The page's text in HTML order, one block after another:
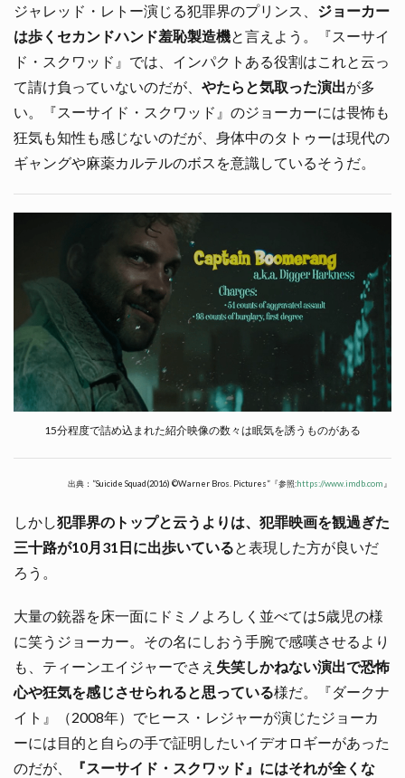
ジャレッド・レトー演じる犯罪界のプリンス、 ジョーカー
は歩くセカンドハンド羞恥製造機と言えよう。『スーサイ
ド・スクワッド』では、インパクトある役割はこれと云っ
て請け負っていないのだが、 やたらと気取った演出が多
い。『スーサイド・スクワッド』のジョーカーには畏怖も
狂気も知性も感じないのだが、身体中のタトゥーは現代の
ギャングや麻薬カルテルのボスを意識しているそうだ。
15分程度で詰め込まれた紹介映像の数々は眠気を誘うものがある
出典：”Suicide Squad(2016) ©Warner Bros. Pictures”『参照:https://www.imdb.com』
しかし犯罪界のトップと云うよりは、犯罪映画を観過ぎた
三十路が10月31日に出歩いていると表現した方が良いだ
ろう。
大量の銃器を床一面にドミノよろしく並べては5歳児の様
に笑うジョーカー。その名にしおう手腕で感嘆させるより
も、ティーンエイジャーでさえ 失笑しかねない演出で恐怖
心や狂気を感じさせられると思っている様だ。『ダークナ
イト』（2008年）でヒース・レジャーが演じたジョーカ
ーには目的と自らの手で証明したいイデオロギーがあった
のだが、
『スーサイド・スクワッド』にはそれが全くな